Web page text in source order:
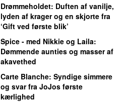
Drømmeholdet: Duften af vanilje,
lyden af krager og en skjorte fra
‘Gift ved første blik’
Spice - med Nikkie og Laila:
Dømmende aunties og masser af
akavethed
Carte Blanche: Syndige simmere
og svar fra JoJos første
kærlighed